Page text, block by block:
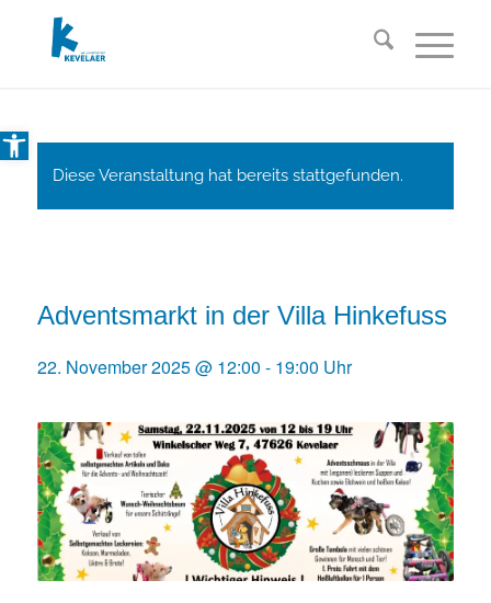
Open toolbar
Diese Veranstaltung hat bereits stattgefunden.
Adventsmarkt in der Villa Hinkefuss
22. November 2025 @ 12:00 - 19:00